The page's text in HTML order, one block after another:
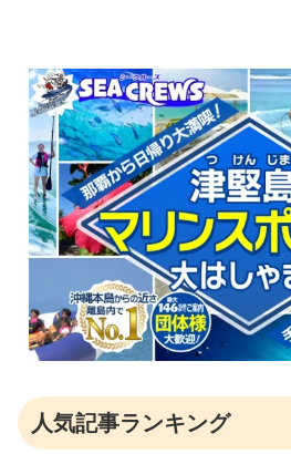
人気記事ランキング